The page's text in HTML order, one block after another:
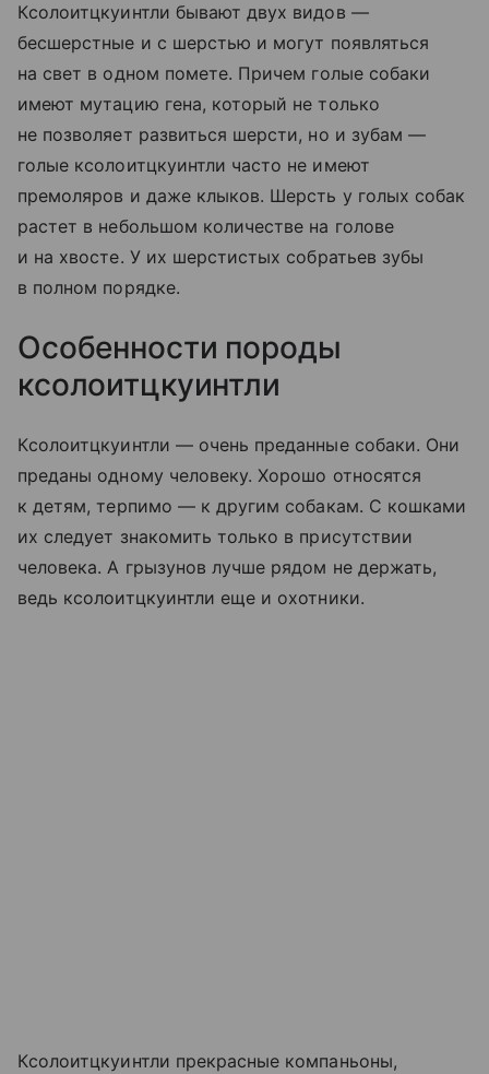
Кcoлоитцкуинтли бывают двух видов —
бесшерстные и с шерстью и могут появляться
на свет в одном помете. Причем голые собаки
имеют мутацию гена, который не только
не позволяет развиться шерсти, но и зубам —
голые кcoлоитцкуинтли часто не имеют
премоляров и даже клыков. Шерсть у голых собак
растет в небольшом количестве на голове
и на хвосте. У их шерстистых собратьев зубы
в полном порядке.
Особенности породы
кcoлоитцкуинтли
Кcoлоитцкуинтли — очень преданные собаки. Они
преданы одному человеку. Хорошо относятся
к детям, терпимо — к другим собакам. С кошками
их следует знакомить только в присутствии
человека. А грызунов лучше рядом не держать,
ведь кcoлоитцкуинтли еще и охотники.
Кcoлоитцкуинтли прекрасные компаньоны,